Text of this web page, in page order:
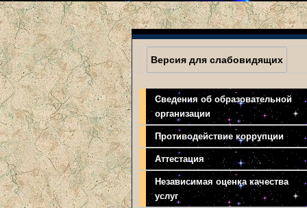
Версия для слабовидящих
Сведения об образовательной
организации
Противодействие коррупции
Аттестация
Независимая оценка качества
услуг